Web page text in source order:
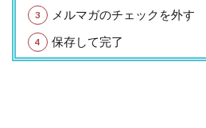
メルマガのチェックを外す
保存して完了